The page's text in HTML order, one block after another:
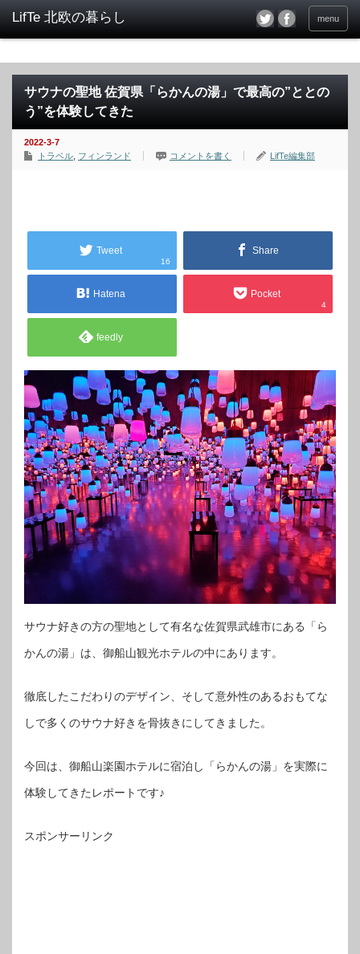
menu
サウナの聖地 佐賀県「らかんの湯」で最高の”ととの
う”を体験してきた
2022-3-7
トラベル フィンランド コメントを書く LifTe編集部
Tweet
16
Share
Hatena Pocket
4
feedly
サウナ好きの方の聖地として有名な佐賀県武雄市にある「ら
かんの湯」は、御船山観光ホテルの中にあります。
徹底したこだわりのデザイン、そして意外性のあるおもてな
しで多くのサウナ好きを骨抜きにしてきました。
今回は、御船山楽園ホテルに宿泊し「らかんの湯」を実際に
体験してきたレポートです♪
スポンサーリンク